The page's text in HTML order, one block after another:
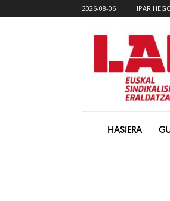
2026-08-06 IPAR
HASIERA